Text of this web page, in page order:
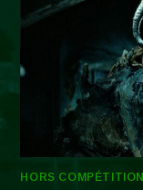
HORS COMPÉTITION